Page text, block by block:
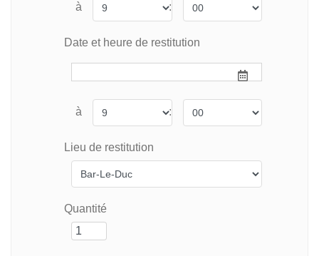
à :
Date et heure de restitution
à :
Lieu de restitution
Quantité